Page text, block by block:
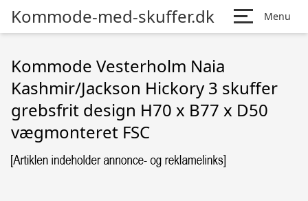
Kommode-med-skuffer.dk Menu
Kommode Vesterholm Naia
Kashmir/Jackson Hickory 3 skuffer
grebsfrit design H70 x B77 x D50
vægmonteret FSC